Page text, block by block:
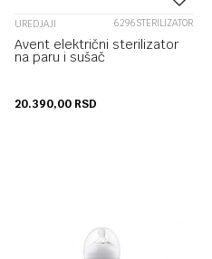
UREDJAJI 6296STERILIZATOR
Avent električni sterilizator
na paru i sušač
20.390,00 RSD